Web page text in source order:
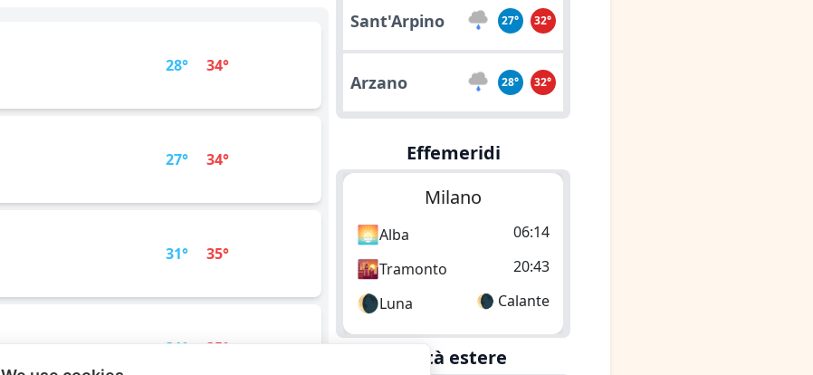
28° 34°
27° 34°
31° 35°
31° 35°
Sant'Arpino 27° 32°
Arzano 28° 32°
Effemeridi
Milano
🌅Alba 06:14
🌇Tramonto 20:43
🌘Luna 🌘 Calante
Città estere